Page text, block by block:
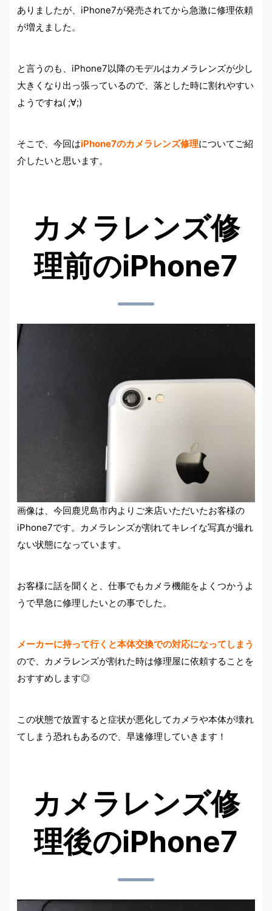
ありましたが、iPhone7が発売されてから急激に修理依頼
が増えました。
と言うのも、iPhone7以降のモデルはカメラレンズが少し
大きくなり出っ張っているので、落とした時に割れやすい
ようですね( ;∀;)
そこで、今回はiPhone7のカメラレンズ修理についてご紹
介したいと思います。
カメラレンズ修
理前のiPhone7
画像は、今回鹿児島市内よりご来店いただいたお客様の
iPhone7です。カメラレンズが割れてキレイな写真が撮れ
ない状態になっています。
お客様に話を聞くと、仕事でもカメラ機能をよくつかうよ
うで早急に修理したいとの事でした。
メーカーに持って行くと本体交換での対応になってしまう
ので、カメラレンズが割れた時は修理屋に依頼することを
おすすめします◎
この状態で放置すると症状が悪化してカメラや本体が壊れ
てしまう恐れもあるので、早速修理していきます！
カメラレンズ修
理後のiPhone7